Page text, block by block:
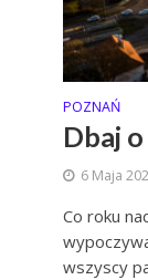
POZNAŃ
Dbaj
6 Maja
Co roku
wszyscy